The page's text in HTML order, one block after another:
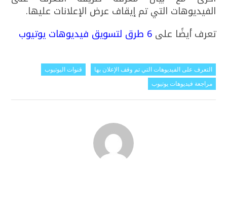
الفيديوهات التي تم إيقاف عرض الإعلانات عليها.
تعرف أيضًا على 6 طرق لتسويق فيديوهات يوتيوب
التعرف على الفيديوهات التي تم وقف الإعلان بها
قنوات اليوتيوب
مراجعة فيديوهات يوتيوب